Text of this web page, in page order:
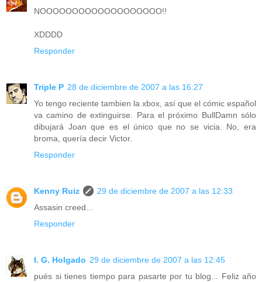
NOOOOOOOOOOOOOOOOOOO!!
XDDDD
Responder
Triple P 28 de diciembre de 2007 a las 16:27
Yo tengo reciente tambien la xbox, así que el cómic español
va camino de extinguirse. Para el próximo BullDamn sólo
dibujará Joan que es el único que no se vicia. No, era
broma, quería decir Victor.
Responder
Kenny Ruiz
29 de diciembre de 2007 a las 12:33
Assasin creed...
Responder
I. G. Holgado 29 de diciembre de 2007 a las 12:45
pués si tienes tiempo para pasarte por tu blog... Feliz año